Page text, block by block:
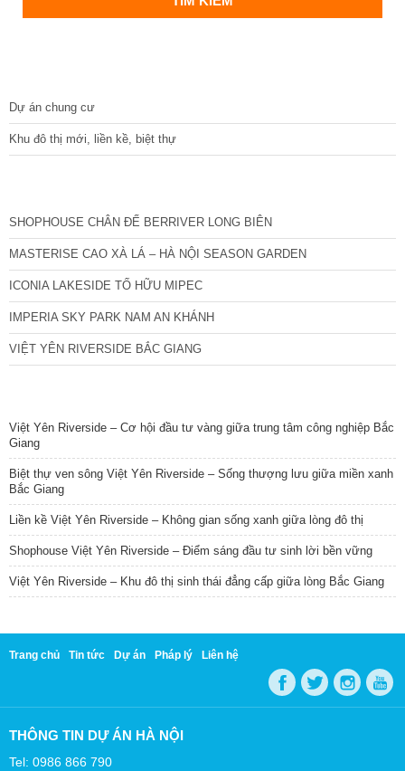
Dự án chung cư
Khu đô thị mới, liền kề, biệt thự
SHOPHOUSE CHÂN ĐẾ BERRIVER LONG BIÊN
MASTERISE CAO XÀ LÁ – HÀ NỘI SEASON GARDEN
ICONIA LAKESIDE TỐ HỮU MIPEC
IMPERIA SKY PARK NAM AN KHÁNH
VIỆT YÊN RIVERSIDE BẮC GIANG
Việt Yên Riverside – Cơ hội đầu tư vàng giữa trung tâm công nghiệp Bắc
Giang
Biệt thự ven sông Việt Yên Riverside – Sống thượng lưu giữa miền xanh
Bắc Giang
Liền kề Việt Yên Riverside – Không gian sống xanh giữa lòng đô thị
Shophouse Việt Yên Riverside – Điểm sáng đầu tư sinh lời bền vững
Việt Yên Riverside – Khu đô thị sinh thái đẳng cấp giữa lòng Bắc Giang
Trang chủ Tin tức Dự án Pháp lý Liên hệ
THÔNG TIN DỰ ÁN HÀ NỘI
Tel: 0986 866 790